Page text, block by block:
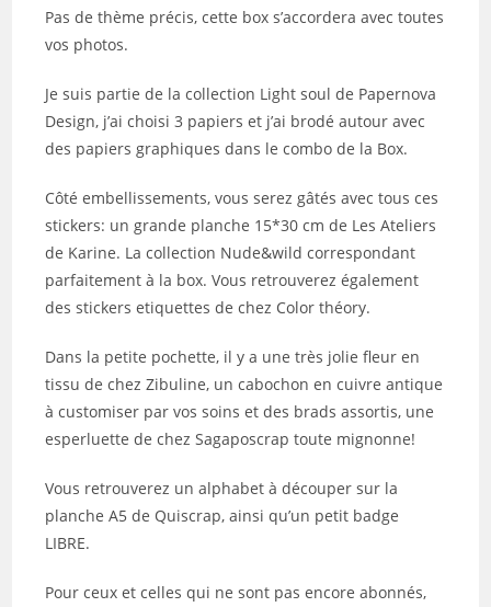
Pas de thème précis, cette box s’accordera avec toutes
vos photos.
Je suis partie de la collection Light soul de Papernova
Design, j’ai choisi 3 papiers et j’ai brodé autour avec
des papiers graphiques dans le combo de la Box.
Côté embellissements, vous serez gâtés avec tous ces
stickers: un grande planche 15*30 cm de Les Ateliers
de Karine. La collection Nude&wild correspondant
parfaitement à la box. Vous retrouverez également
des stickers etiquettes de chez Color théory.
Dans la petite pochette, il y a une très jolie fleur en
tissu de chez Zibuline, un cabochon en cuivre antique
à customiser par vos soins et des brads assortis, une
esperluette de chez Sagaposcrap toute mignonne!
Vous retrouverez un alphabet à découper sur la
planche A5 de Quiscrap, ainsi qu’un petit badge
LIBRE.
Pour ceux et celles qui ne sont pas encore abonnés,